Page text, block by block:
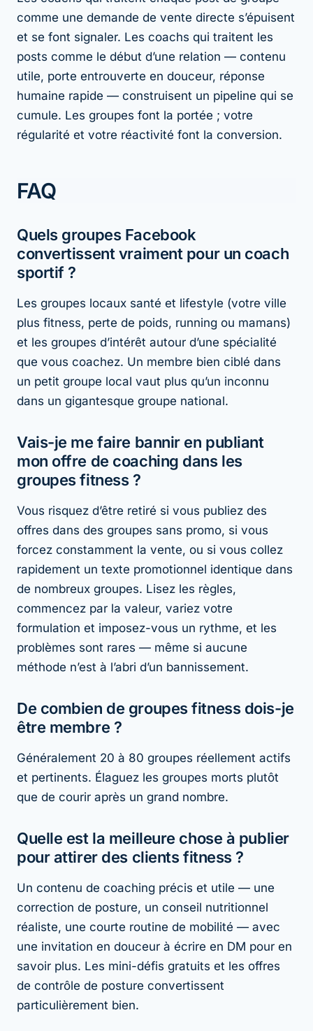
comme une demande de vente directe s’épuisent
et se font signaler. Les coachs qui traitent les
posts comme le début d’une relation — contenu
utile, porte entrouverte en douceur, réponse
humaine rapide — construisent un pipeline qui se
cumule. Les groupes font la portée ; votre
régularité et votre réactivité font la conversion.
FAQ
Quels groupes Facebook
convertissent vraiment pour un coach
sportif ?
Les groupes locaux santé et lifestyle (votre ville
plus fitness, perte de poids, running ou mamans)
et les groupes d’intérêt autour d’une spécialité
que vous coachez. Un membre bien ciblé dans
un petit groupe local vaut plus qu’un inconnu
dans un gigantesque groupe national.
Vais-je me faire bannir en publiant
mon offre de coaching dans les
groupes fitness ?
Vous risquez d’être retiré si vous publiez des
offres dans des groupes sans promo, si vous
forcez constamment la vente, ou si vous collez
rapidement un texte promotionnel identique dans
de nombreux groupes. Lisez les règles,
commencez par la valeur, variez votre
formulation et imposez-vous un rythme, et les
problèmes sont rares — même si aucune
méthode n’est à l’abri d’un bannissement.
De combien de groupes fitness dois-je
être membre ?
Généralement 20 à 80 groupes réellement actifs
et pertinents. Élaguez les groupes morts plutôt
que de courir après un grand nombre.
Quelle est la meilleure chose à publier
pour attirer des clients fitness ?
Un contenu de coaching précis et utile — une
correction de posture, un conseil nutritionnel
réaliste, une courte routine de mobilité — avec
une invitation en douceur à écrire en DM pour en
savoir plus. Les mini-défis gratuits et les offres
de contrôle de posture convertissent
particulièrement bien.